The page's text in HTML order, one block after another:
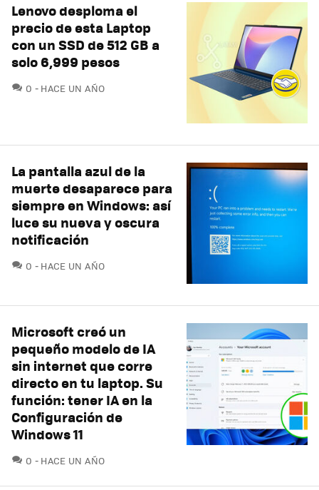
Lenovo desploma el
precio de esta Laptop
con un SSD de 512 GB a
solo 6,999 pesos
0 COMENTARIOS
HACE UN AÑO
La pantalla azul de la
muerte desaparece para
siempre en Windows: así
luce su nueva y oscura
notificación
0 COMENTARIOS
HACE UN AÑO
Microsoft creó un
pequeño modelo de IA
sin internet que corre
directo en tu laptop. Su
función: tener IA en la
Configuración de
Windows 11
0 COMENTARIOS
HACE UN AÑO